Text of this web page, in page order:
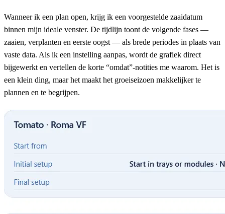
Wanneer ik een plan open, krijg ik een voorgestelde zaaidatum
binnen mijn ideale venster. De tijdlijn toont de volgende fases —
zaaien, verplanten en eerste oogst — als brede periodes in plaats van
vaste data. Als ik een instelling aanpas, wordt de grafiek direct
bijgewerkt en vertellen de korte “omdat”-notities me waarom. Het is
een klein ding, maar het maakt het groeiseizoen makkelijker te
plannen en te begrijpen.